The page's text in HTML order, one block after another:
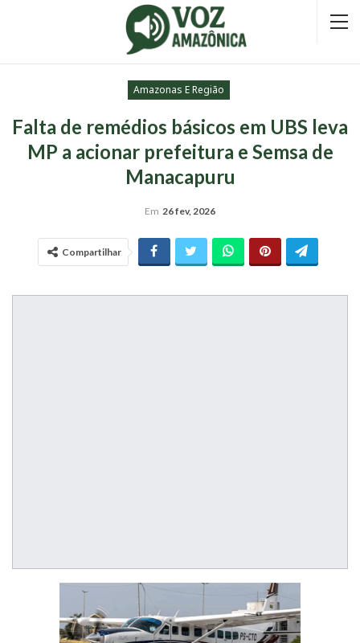
Amazonas E Região
Falta de remédios básicos em UBS leva
MP a acionar prefeitura e Semsa de
Manacapuru
Em 26 fev, 2026
Compartilhar